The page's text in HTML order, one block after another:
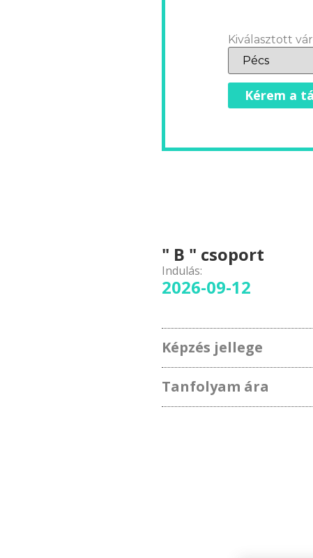
Kiválasztott
Kérem a
" B " csoport
Indulás:
2026-09-12
Képzés jellege
Tanfolyam ára